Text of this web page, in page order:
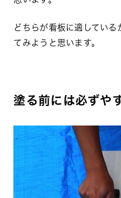
どちらが看板に適してい
てみようと思います。
塗る前には必ずや